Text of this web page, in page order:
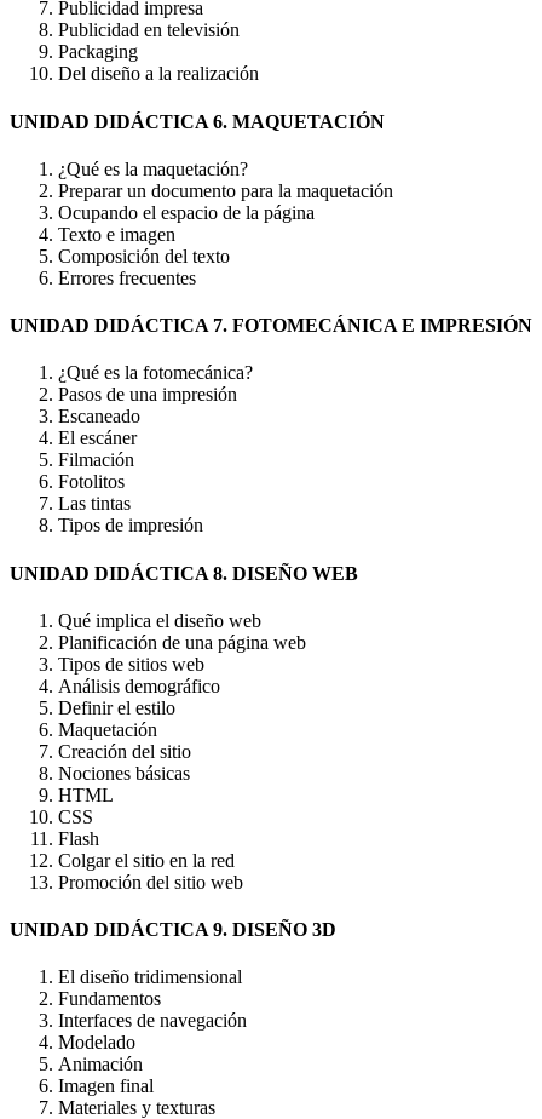
Publicidad impresa
Publicidad en televisión
Packaging
Del diseño a la realización
UNIDAD DIDÁCTICA 6. MAQUETACIÓN
¿Qué es la maquetación?
Preparar un documento para la maquetación
Ocupando el espacio de la página
Texto e imagen
Composición del texto
Errores frecuentes
UNIDAD DIDÁCTICA 7. FOTOMECÁNICA E IMPRESIÓN
¿Qué es la fotomecánica?
Pasos de una impresión
Escaneado
El escáner
Filmación
Fotolitos
Las tintas
Tipos de impresión
UNIDAD DIDÁCTICA 8. DISEÑO WEB
Qué implica el diseño web
Planificación de una página web
Tipos de sitios web
Análisis demográfico
Definir el estilo
Maquetación
Creación del sitio
Nociones básicas
HTML
CSS
Flash
Colgar el sitio en la red
Promoción del sitio web
UNIDAD DIDÁCTICA 9. DISEÑO 3D
El diseño tridimensional
Fundamentos
Interfaces de navegación
Modelado
Animación
Imagen final
Materiales y texturas